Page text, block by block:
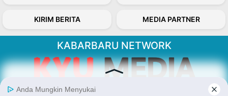
KIRIM BERITA MEDIA PARTNER
KABARBARU NETWORK